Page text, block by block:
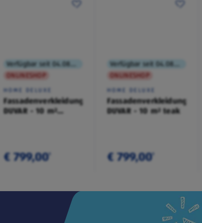
ONLINESHOP
HOME DELUXE
Fassadenverkleidung
DUVAR - 10 m²
€ 799,00¹
ONLINESHOP
HOME DELUXE
Fassadenverkleidung
DUVAR - 10 m² teak
€ 799,00¹